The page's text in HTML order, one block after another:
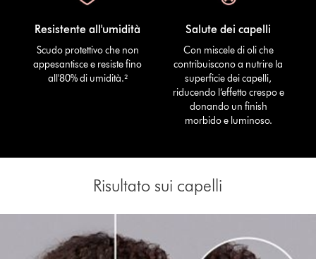
Resistente all'umidità
Scudo protettivo che non
appesantisce e resiste fino
all'80% di umidità.²
Salute dei capelli
Con miscele di oli che
contribuiscono a nutrire la
superficie dei capelli,
riducendo l’effetto crespo e
donando un finish
morbido e luminoso.
Risultato sui capelli